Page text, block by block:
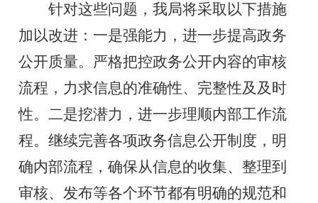
针对这些问题，我局将采取以下措施
加以改进：一是强能力，进一步提高政务
公开质量。严格把控政务公开内容的审核
流程，力求信息的准确性、完整性及及时
性。二是挖潜力，进一步理顺内部工作流
程。继续完善各项政务信息公开制度，明
确内部流程，确保从信息的收集、整理到
审核、发布等各个环节都有明确的规范和